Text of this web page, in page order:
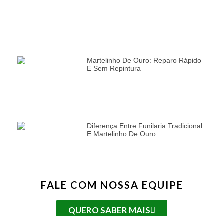
Martelinho De Ouro: Reparo Rápido
E Sem Repintura
Diferença Entre Funilaria Tradicional
E Martelinho De Ouro
FALE COM NOSSA EQUIPE
QUERO SABER MAIS